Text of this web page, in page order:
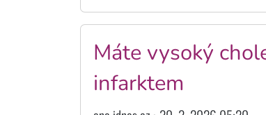
Máte vysoký
infarktem